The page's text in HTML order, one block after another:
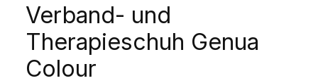
Verband- und
Therapieschuh Genua
Colour